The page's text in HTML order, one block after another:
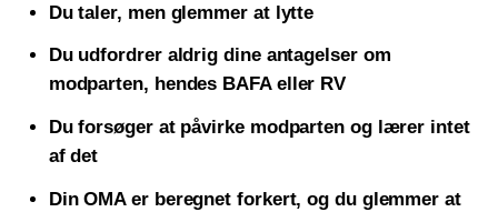
Du taler, men glemmer at lytte
Du udfordrer aldrig dine antagelser om
modparten, hendes BAFA eller RV
Du forsøger at påvirke modparten og lærer intet
af det
Din OMA er beregnet forkert, og du glemmer at